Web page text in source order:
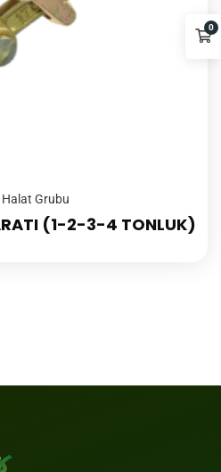
Halat Grubu
(1-2-3-4 TONLUK)
0